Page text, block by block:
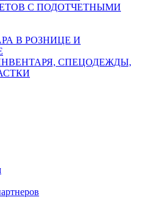
С ПОДОТЧЕТНЫМИ
В РОЗНИЦЕ И
СПЕЦОДЕЖДЫ,